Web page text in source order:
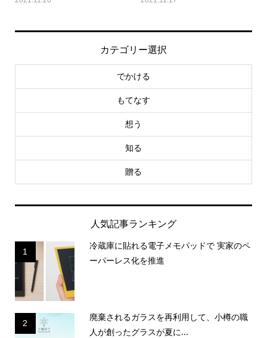
カテゴリー選択
でかける
もてなす
想う
知る
贈る
人気記事ランキング
1
冷蔵庫に貼れる電子メモパッドで 実家のペ
ーパーレス化を推進
2
廃棄されるガラスを再利用して、小樽の職
人が創ったグラスが夏に...